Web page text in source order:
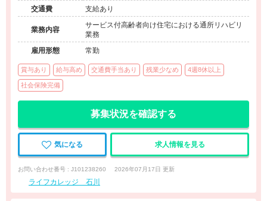
交通費
支給あり
業務内容
サービス付高齢者向け住宅における通所リハビリ
業務
雇用形態
常勤
賞与あり 給与高め 交通費手当あり 残業少なめ 4週8休以上
社会保険完備
募集状況を確認する
気になる 求人情報を見る
お問い合わせ番号 : J101238260 2026年07月17日 更新
ライフカレッジ 石川